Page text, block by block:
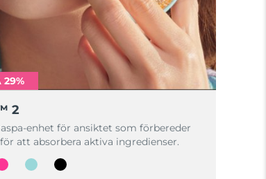
29%
2
enhet för ansiktet som förbereder
att absorbera aktiva ingredienser.